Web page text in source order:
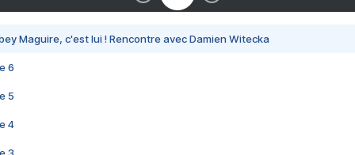
Maguire, c'est lui ! Rencontre avec Damien Witecka
6
5
4